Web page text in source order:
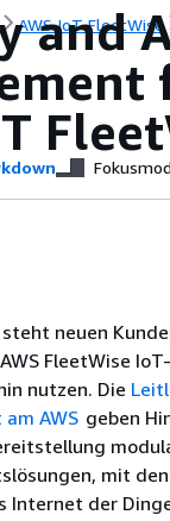
AWS IoT FleetWise
and
steht neuen
FleetWise
nutzen. Die
AWS geben
mit
Internet der